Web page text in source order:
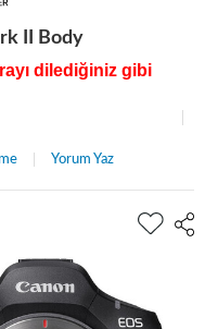
II Body
dilediğiniz gibi
Yorum Yaz